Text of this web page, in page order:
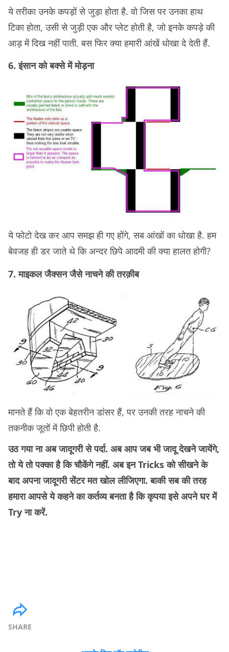
ये तरीका उनके कपड़ों से जुड़ा होता है. वो जिस पर उनका हाथ
टिका होता, उसी से जुड़ी एक और प्लेट होती है, जो इनके कपड़े की
आड़ में दिख नहीं पाती. बस फिर क्या हमारी आंखें धोखा दे देती हैं.
6. इंसान को बक्से में मोड़ना
ये फोटो देख कर आप समझ ही गए होंगे, सब आंखों का धोखा है. हम
बेवजह ही डर जाते थे कि अन्दर छिपे आदमी की क्या हालत होगी?
7. माइकल जैक्सन जैसे नाचने की तरक़ीब
मानते हैं कि वो एक बेहतरीन डांसर हैं, पर उनकी तरह नाचने की
तकनीक जूतों में छिपी होती है.
उठ गया ना अब जादूगरी से पर्दा. अब आप जब भी जादू देखने जायेंगे,
तो ये तो पक्का है कि चौकेंगे नहीं. अब इन Tricks को सीखने के
बाद अपना जादूगरी सेंटर मत खोल लीजिएगा. बाकी सब की तरह
हमारा आपसे ये कहने का कर्तव्य बनता है कि कृपया इसे अपने घर में
Try ना करें.
SHARE